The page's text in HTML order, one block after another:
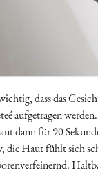
dass das
aufgetragen
dann für 90
die Haut fühlt sich